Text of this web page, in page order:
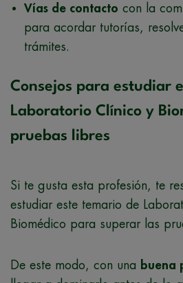
Vías de contacto con la
para acordar tutorías,
trámites.
Consejos para estudiar
Laboratorio Clínico y
pruebas libres
Si te gusta esta profesión, te
estudiar este temario de
Biomédico para superar las
De este modo, con una buena